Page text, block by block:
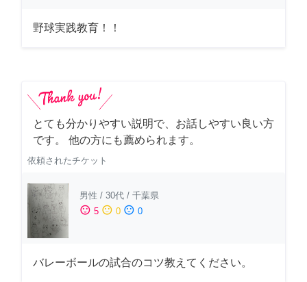
野球実践教育！！
とても分かりやすい説明で、お話しやすい良い方
です。 他の方にも薦められます。
依頼されたチケット
男性 / 30代 / 千葉県
sentiment_satisfied 5 sentiment_neutral 0 sentiment_dissatisfied 0
バレーボールの試合のコツ教えてください。